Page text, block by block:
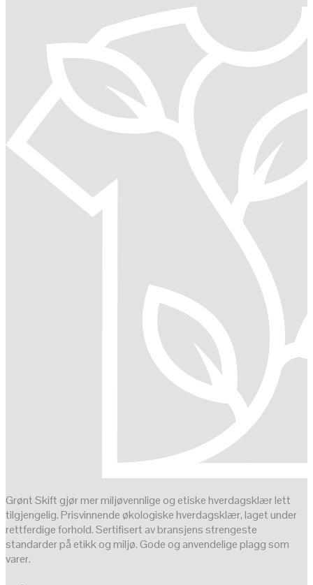
Grønt Skift gjør mer miljøvennlige og etiske hverdagsklær lett
tilgjengelig. Prisvinnende økologiske hverdagsklær, laget under
rettferdige forhold. Sertifisert av bransjens strengeste
standarder på etikk og miljø. Gode og anvendelige plagg som
varer.